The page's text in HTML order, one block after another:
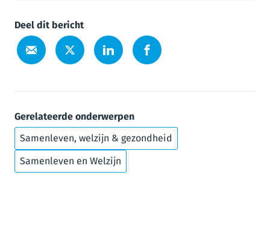
Deel dit bericht
Gerelateerde onderwerpen
Samenleven, welzijn & gezondheid
Samenleven en Welzijn